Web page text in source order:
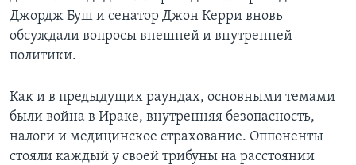
Learning English
Языки
Джордж Буш и сенатор Джон Керри вновь
обсуждали вопросы внешней и внутренней
политики.
Как и в предыдущих раундах, основными темами
были война в Ираке, внутренняя безопасность,
налоги и медицинское страхование. Оппоненты
стояли каждый у своей трибуны на расстоянии